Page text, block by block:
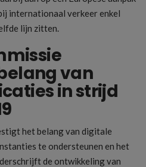
internationaal verkeer enkel
lijn zitten.
van
in strijd
het belang van digitale
te ondersteunen en het
de ontwikkeling van